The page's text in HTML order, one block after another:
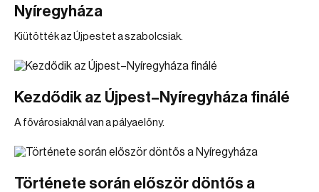
Nyíregyháza
Kiütötték az Újpestet a szabolcsiak.
Kezdődik az Újpest–Nyíregyháza finálé
A fővárosiaknál van a pályaelőny.
Története során először döntős a